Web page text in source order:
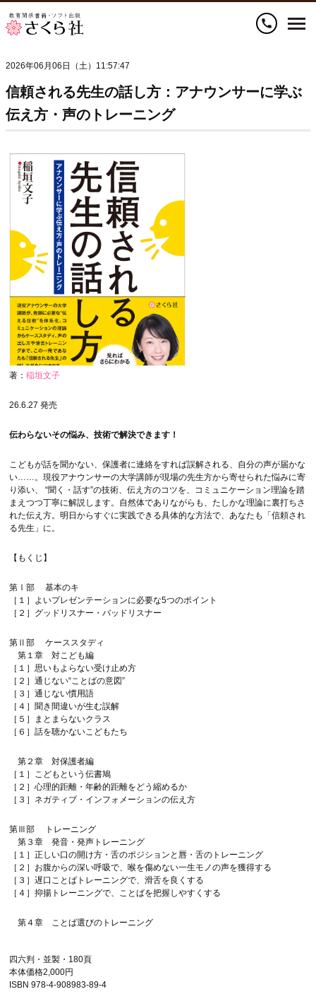
call
2026年06月06日（土）11:57:47
信頼される先生の話し方：アナウンサーに学ぶ
伝え方・声のトレーニング
著： 稲垣文子
26.6.27 発売
伝わらないその悩み、技術で解決できます！
こどもが話を聞かない、保護者に連絡をすれば誤解される、自分の声が届かな
い……。現役アナウンサーの大学講師が現場の先生方から寄せられた悩みに寄
り添い、 “聞く・話す”の技術、伝え方のコツを、コミュニケーション理論を踏
まえつつ丁寧に解説します。自然体でありながらも、たしかな理論に裏打ちさ
れた伝え方。明日からすぐに実践できる具体的な方法で、あなたも「信頼され
る先生」に。
【もくじ】
第Ⅰ部 基本のキ
［１］よいプレゼンテーションに必要な5つのポイント
［２］グッドリスナー・バッドリスナー
第Ⅱ部 ケーススタディ
第１章 対こども編
［１］思いもよらない受け止め方
［２］通じない“ことばの意図”
［３］通じない慣用語
［４］聞き間違いが生む誤解
［５］まとまらないクラス
［６］話を聴かないこどもたち
第２章 対保護者編
［１］こどもという伝書鳩
［２］心理的距離・年齢的距離をどう縮めるか
［３］ネガティブ・インフォメーションの伝え方
第Ⅲ部 トレーニング
第３章 発音・発声トレーニング
［１］正しい口の開け方・舌のポジションと唇・舌のトレーニング
［２］お腹からの深い呼吸で、喉を傷めない一生モノの声を獲得する
［３］遅口ことばトレーニングで、滑舌を良くする
［４］抑揚トレーニングで、ことばを把握しやすくする
第４章 ことば選びのトレーニング
四六判・並製・180頁
本体価格2,000円
ISBN 978-4-908983-89-4